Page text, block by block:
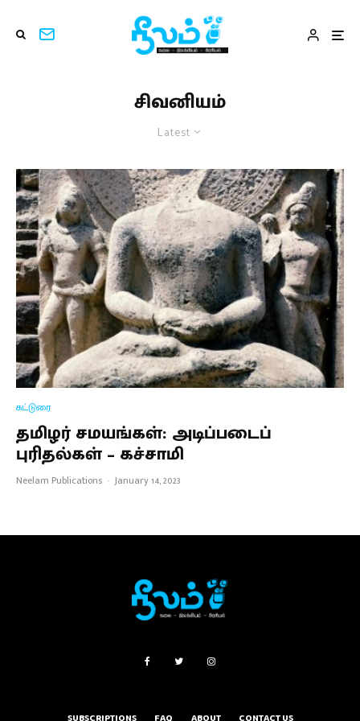
சிவனியம்
Latest
கட்டுரை
தமிழர் சமயங்கள்: அடிப்படைப்
புரிதல்கள் – கச்சாமி
Neelam Publications · January 14, 2023